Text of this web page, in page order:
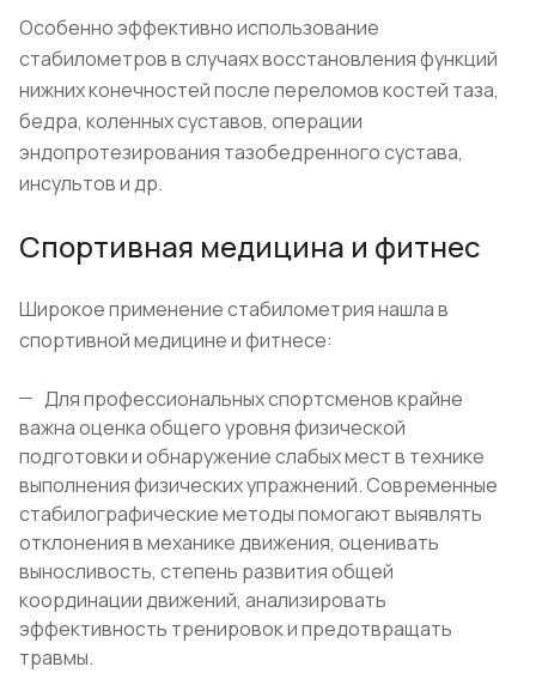
Особенно эффективно использование
стабилометров в случаях восстановления функций
нижних конечностей после переломов костей таза,
бедра, коленных суставов, операции
эндопротезирования тазобедренного сустава,
инсультов и др.
Спортивная медицина и фитнес
Широкое применение стабилометрия нашла в
спортивной медицине и фитнесе:
Для профессиональных спортсменов крайне
важна оценка общего уровня физической
подготовки и обнаружение слабых мест в технике
выполнения физических упражнений. Современные
стабилографические методы помогают выявлять
отклонения в механике движения, оценивать
выносливость, степень развития общей
координации движений, анализировать
эффективность тренировок и предотвращать
травмы.